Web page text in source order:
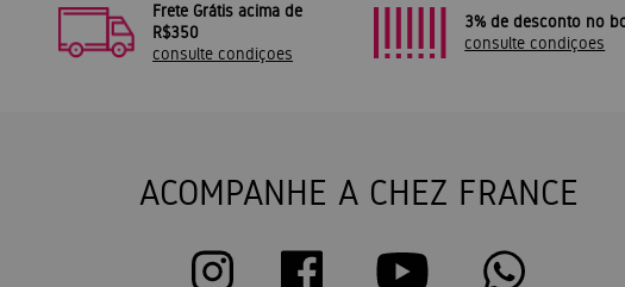
Frete Grátis acima de
R$350
consulte condiçoes
3% de desconto no
consulte condiçoes
ACOMPANHE A CHEZ FRANCE